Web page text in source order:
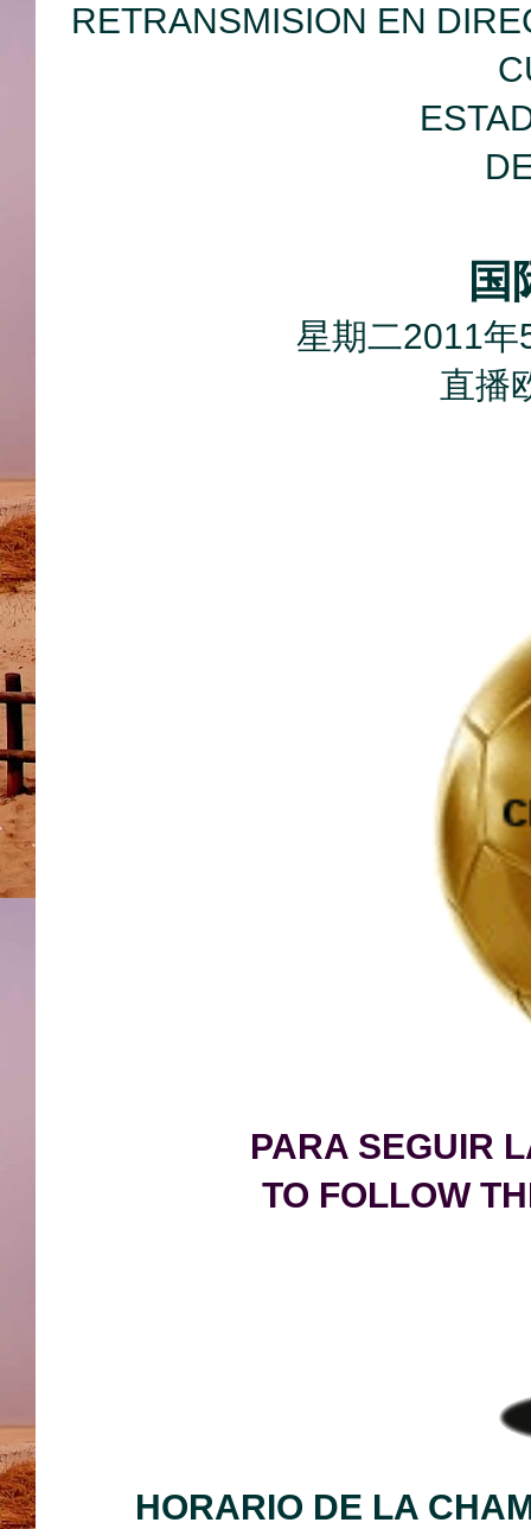
RETRANSMISION EN
国
星期二2011年
直播
PARA SEGUIR
TO FOLLOW
HORARIO DE LA